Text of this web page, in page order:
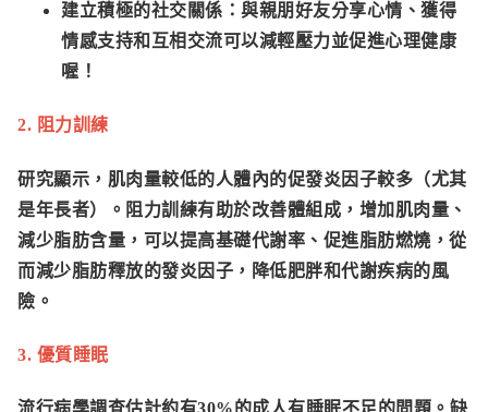
建立積極的社交關係： 與親朋好友分享心情、獲得
情感支持和互相交流可以減輕壓力並促進心理健康
喔！
2. 阻力訓練
研究顯示， 肌肉量較低的人體內的促發炎因子較多 （尤其
是年長者）。阻力訓練有助於改善體組成，增加肌肉量、
減少脂肪含量，可以提高基礎代謝率、促進脂肪燃燒，從
而減少脂肪釋放的發炎因子，降低肥胖和代謝疾病的風
險。
3. 優質睡眠